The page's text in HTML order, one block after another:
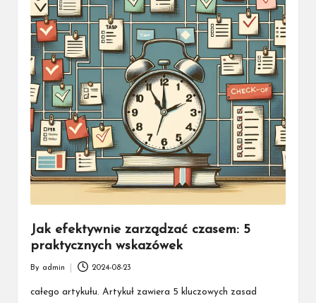
Jak efektywnie zarządzać czasem: 5
praktycznych wskazówek
By admin 2024-08-23
całego artykułu. Artykuł zawiera 5 kluczowych zasad